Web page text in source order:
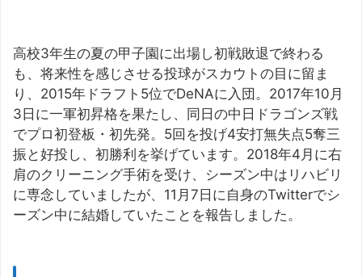
高校3年生の夏の甲子園に出場し初戦敗退で終わる
も、将来性を感じさせる投球がスカウトの目に留ま
り、2015年ドラフト5位でDeNAに入団。2017年10月
3日に一軍初昇格を果たし、同日の中日ドラゴンズ戦
でプロ初登板・初先発。5回を投げ4安打無失点5奪三
振と好投し、初勝利を挙げています。2018年4月に右
肩のクリーニング手術を受け、シーズン中はリハビリ
に専念していましたが、11月7日に自身のTwitterでシ
ーズン中に結婚していたことを報告しました。